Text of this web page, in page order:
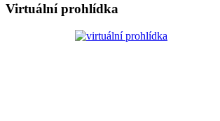
Virtuální prohlídka